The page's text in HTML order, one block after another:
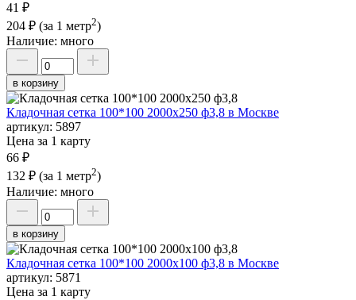
41 ₽
204 ₽ (за 1 метр2)
Наличие: много
в корзину
Кладочная сетка 100*100 2000х250 ф3,8 в Москве
артикул: 5897
Цена за 1 карту
66 ₽
132 ₽ (за 1 метр2)
Наличие: много
в корзину
Кладочная сетка 100*100 2000х100 ф3,8 в Москве
артикул: 5871
Цена за 1 карту